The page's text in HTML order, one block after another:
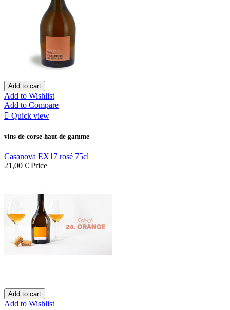
Add to cart
Add to Wishlist
Add to Compare
 Quick view
vins-de-corse-haut-de-gamme
Casanova EX17 rosé 75cl
21,00 € Price
Add to cart
Add to Wishlist